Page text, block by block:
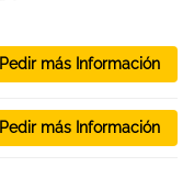
Pedir más Información
Pedir más Información